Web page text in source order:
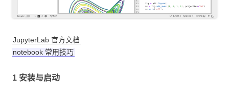
JupyterLab 官方文档
notebook 常用技巧
1 安装与启动